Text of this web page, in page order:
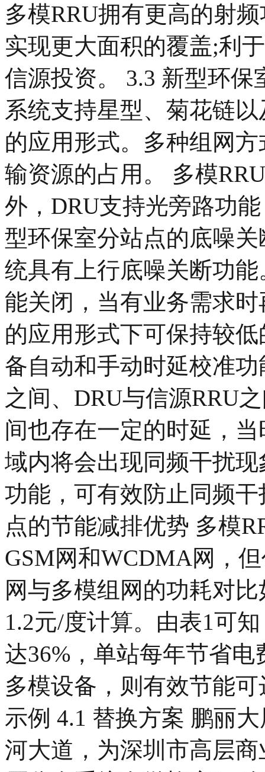
多模RRU拥有更高的射
实现更大面积的覆盖;利
信源投资。 3.3 新型环
系统支持星型、菊花链
的应用形式。多种组网
输资源的占用。 多模
外，DRU支持光旁路功
型环保室分站点的底噪
统具有上行底噪关断功
能关闭，当有业务需求
的应用形式下可保持较
备自动和手动时延校准
之间、DRU与信源RRU
间也存在一定的时延，
域内将会出现同频干扰
功能，可有效防止同频
点的节能减排优势 多模
GSM网和WCDMA网，
网与多模组网的功耗对
1.2元/度计算。由表1可
达36%，单站每年节省
多模设备，则有效节能
示例 4.1 替换方案 鹏丽
河大道，为深圳市高层